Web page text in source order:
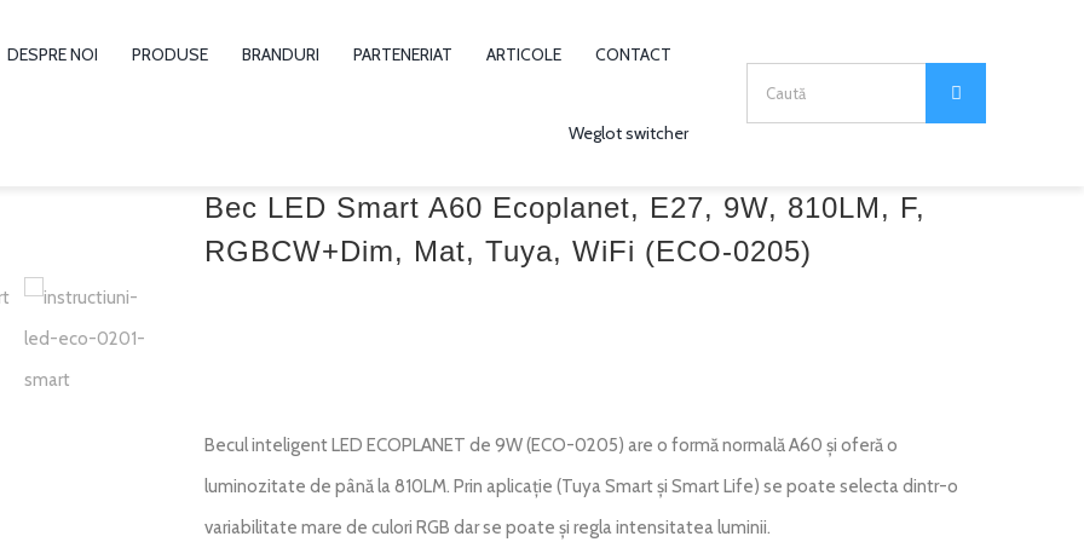
DESPRE NOI PRODUSE BRANDURI PARTENERIAT ARTICOLE CONTACT
Weglot switcher
Search
for:
Bec LED Smart A60 Ecoplanet, E27, 9W, 810LM, F,
RGBCW+Dim, Mat, Tuya, WiFi (ECO-0205)
Becul inteligent LED ECOPLANET de 9W (ECO-0205) are o formă normală A60 și oferă o
luminozitate de până la 810LM. Prin aplicație (Tuya Smart și Smart Life) se poate selecta dintr-o
variabilitate mare de culori RGB dar se poate și regla intensitatea luminii.